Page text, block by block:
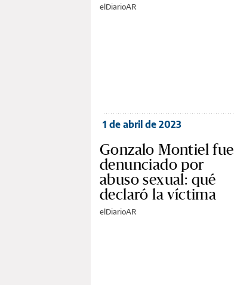
elDiarioAR
1 de abril de 2023
Gonzalo Montiel fue
denunciado por
abuso sexual: qué
declaró la víctima
elDiarioAR